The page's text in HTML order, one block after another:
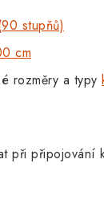
stupňů)
cm
rozměry a typy
při připojování